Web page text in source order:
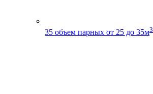
35 объем парных от 25 до 35м3